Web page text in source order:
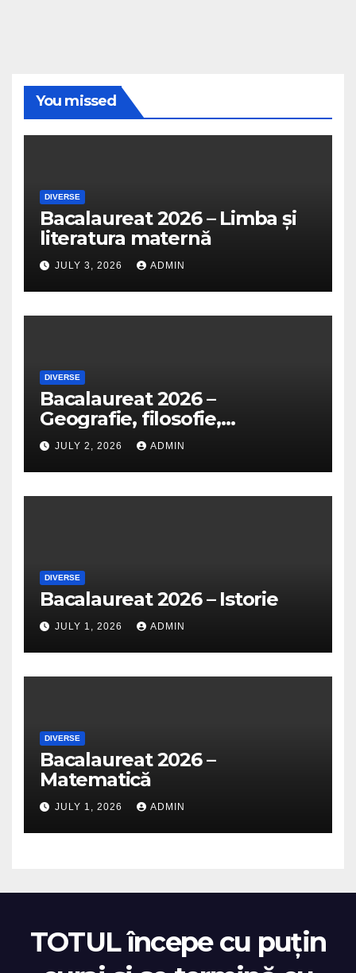
You missed
DIVERSE
Bacalaureat 2026 – Limba și
literatura maternă
JULY 3, 2026 ADMIN
DIVERSE
Bacalaureat 2026 –
Geografie, filosofie,
economie, logică, psihologie,
sociologie, fizică, chimie,
biologie, anatomie și
informatică
JULY 2, 2026 ADMIN
DIVERSE
Bacalaureat 2026 – Istorie
JULY 1, 2026 ADMIN
DIVERSE
Bacalaureat 2026 –
Matematică
JULY 1, 2026 ADMIN
TOTUL începe cu puțin